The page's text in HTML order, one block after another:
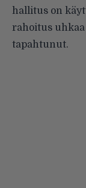
hallitus on
rahoitus uhkaa
tapahtunut.